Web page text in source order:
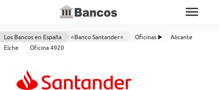
Los Bancos en España ⭐Banco Santander⭐ Oficinas ▶️
Alicante
Elche
Oficina 4920